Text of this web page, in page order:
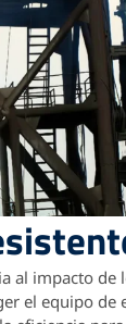
al impacto
el equipo de